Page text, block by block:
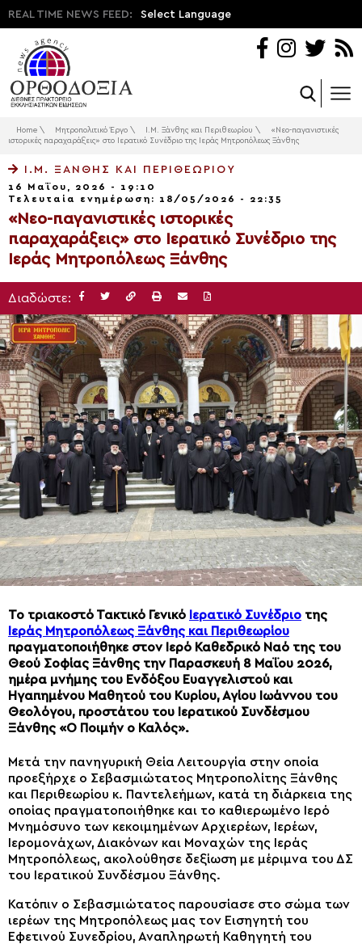
REAL TIME NEWS FEED: Select Language
Home \ Μητροπολιτικό Έργο \ Ι.Μ. Ξάνθης και Περιθεωρίου \
«Νεο-παγανιστικές
ιστορικές παραχαράξεις» στο Ιερατικό Συνέδριο της Ιεράς Μητροπόλεως Ξάνθης
Ι.Μ. ΞΆΝΘΗΣ ΚΑΙ ΠΕΡΙΘΕΩΡΊΟΥ
16 Μαΐου, 2026 - 19:10
Τελευταία ενημέρωση: 18/05/2026 - 22:35
«Νεο-παγανιστικές ιστορικές
παραχαράξεις» στο Ιερατικό Συνέδριο της
Ιεράς Μητροπόλεως Ξάνθης
Διαδώστε:
Το τριακοστό Τακτικό Γενικό Ιερατικό Συνέδριο της
Ιεράς Μητροπόλεως Ξάνθης και Περιθεωρίου
πραγματοποιήθηκε στον Ιερό Καθεδρικό Ναό της του
Θεού Σοφίας Ξάνθης την Παρασκευή 8 Μαΐου 2026,
ημέρα μνήμης του Ενδόξου Ευαγγελιστού και
Ηγαπημένου Μαθητού του Κυρίου, Αγίου Ιωάννου του
Θεολόγου, προστάτου του Ιερατικού Συνδέσμου
Ξάνθης «Ο Ποιμήν ο Καλός».
Μετά την πανηγυρική Θεία Λειτουργία στην οποία
προεξήρχε ο Σεβασμιώτατος Μητροπολίτης Ξάνθης
και Περιθεωρίου κ. Παντελεήμων, κατά τη διάρκεια της
οποίας πραγματοποιήθηκε και το καθιερωμένο Ιερό
Μνημόσυνο των κεκοιμημένων Αρχιερέων, Ιερέων,
Ιερομονάχων, Διακόνων και Μοναχών της Ιεράς
Μητροπόλεως, ακολούθησε δεξίωση με μέριμνα του ΔΣ
του Ιερατικού Συνδέσμου Ξάνθης.
Κατόπιν ο Σεβασμιώτατος παρουσίασε στο σώμα των
ιερέων της Μητροπόλεως μας τον Εισηγητή του
Εφετινού Συνεδρίου, Αναπληρωτή Καθηγητή του